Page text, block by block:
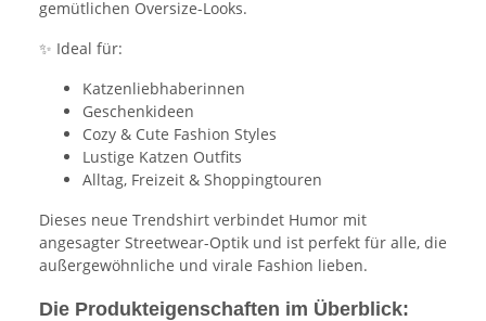
gemütlichen Oversize-Looks.
✨ Ideal für:
Katzenliebhaberinnen
Geschenkideen
Cozy & Cute Fashion Styles
Lustige Katzen Outfits
Alltag, Freizeit & Shoppingtouren
Dieses neue Trendshirt verbindet Humor mit
angesagter Streetwear-Optik und ist perfekt für alle, die
außergewöhnliche und virale Fashion lieben.
Die Produkteigenschaften im Überblick: